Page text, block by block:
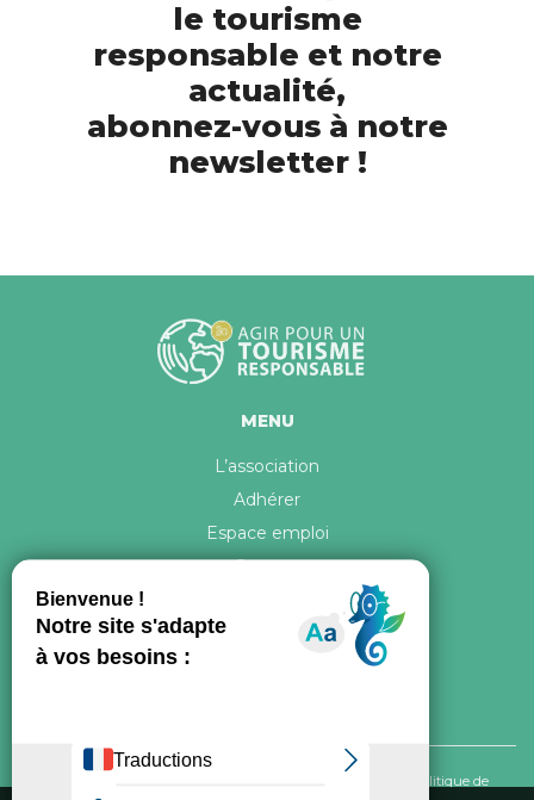
le tourisme
responsable et notre
actualité,
abonnez-vous à notre
newsletter !
MENU
L’association
Adhérer
Espace emploi
Contact
Politique de